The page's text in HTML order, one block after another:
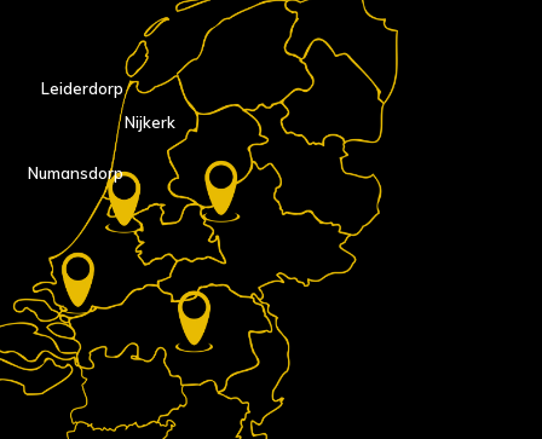
Nijkerk
Numansdorp
Leiderdorp